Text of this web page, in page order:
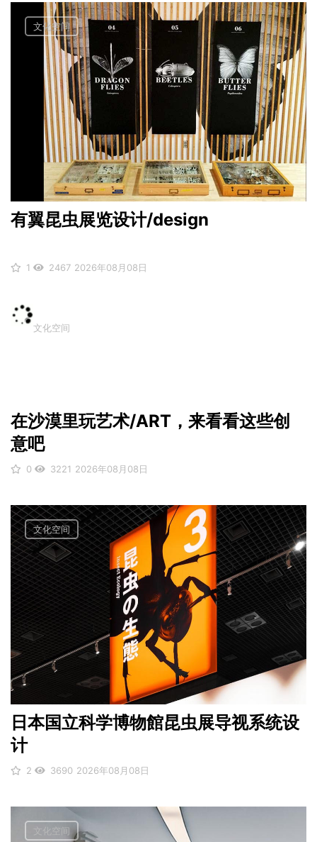
有翼昆虫展览设计/design
文化空间
1 2467 2026年08月08日
在沙漠里玩艺术/ART，来看看这些创
意吧
文化空间
0 3221 2026年08月08日
日本国立科学博物館昆虫展导视系统设
计
文化空间
2 3690 2026年08月08日
文化空间